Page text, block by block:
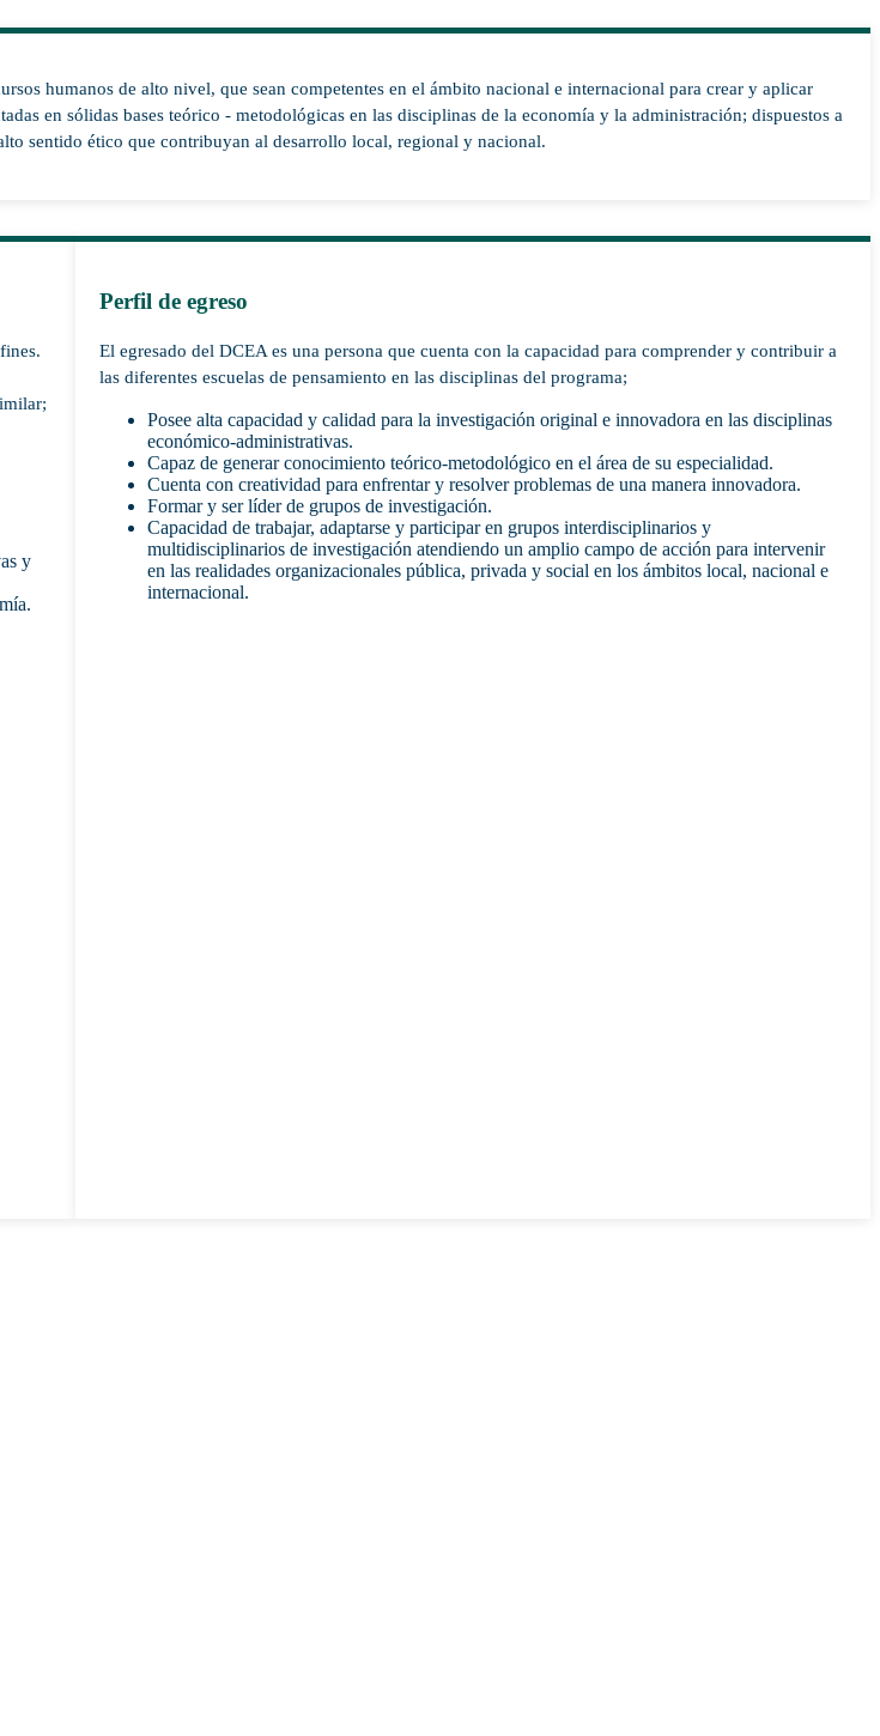
humanos de alto nivel, que sean competentes en el ámbito nacional e internacional para crear y aplicar
en sólidas bases teórico - metodológicas en las disciplinas de la economía y la administración; dispuestos a
sentido ético que contribuyan al desarrollo local, regional y nacional.
y
Perfil de egreso
El egresado del DCEA es una persona que cuenta con la capacidad para comprender y contribuir a
las diferentes escuelas de pensamiento en las disciplinas del programa;
Posee alta capacidad y calidad para la investigación original e innovadora en las disciplinas
económico-administrativas.
Capaz de generar conocimiento teórico-metodológico en el área de su especialidad.
Cuenta con creatividad para enfrentar y resolver problemas de una manera innovadora.
Formar y ser líder de grupos de investigación.
Capacidad de trabajar, adaptarse y participar en grupos interdisciplinarios y
multidisciplinarios de investigación atendiendo un amplio campo de acción para intervenir
en las realidades organizacionales pública, privada y social en los ámbitos local, nacional e
internacional.